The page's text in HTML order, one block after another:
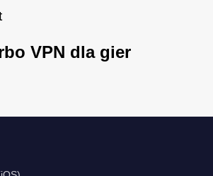
VPN dla gier